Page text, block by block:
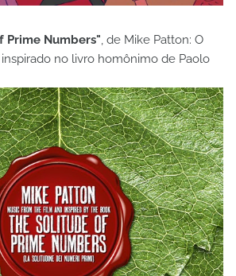
Prime Numbers", de Mike Patton: O
no livro homônimo de Paolo